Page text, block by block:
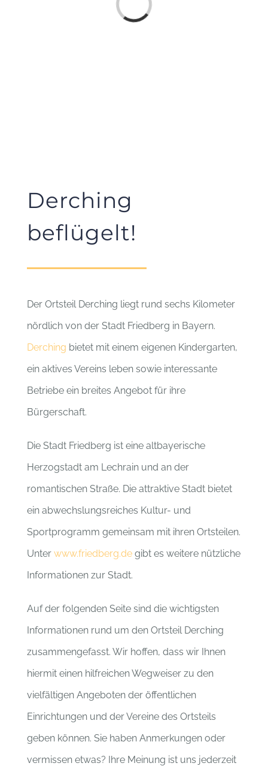
Derching
beflügelt!
Der Ortsteil Derching liegt rund sechs Kilometer
nördlich von der Stadt Friedberg in Bayern.
Derching bietet mit einem eigenen Kindergarten,
ein aktives Vereins leben sowie interessante
Betriebe ein breites Angebot für ihre
Bürgerschaft.
Die Stadt Friedberg ist eine altbayerische
Herzogstadt am Lechrain und an der
romantischen Straße. Die attraktive Stadt bietet
ein abwechslungsreiches Kultur- und
Sportprogramm gemeinsam mit ihren Ortsteilen.
Unter www.friedberg.degibt es weitere nützliche
Informationen zur Stadt.
Auf der folgenden Seite sind die wichtigsten
Informationen rund um den Ortsteil Derching
zusammengefasst. Wir hoffen, dass wir Ihnen
hiermit einen hilfreichen Wegweiser zu den
vielfältigen Angeboten der öffentlichen
Einrichtungen und der Vereine des Ortsteils
geben können. Sie haben Anmerkungen oder
vermissen etwas? Ihre Meinung ist uns jederzeit